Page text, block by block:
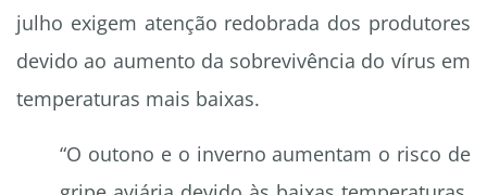
julho exigem atenção redobrada dos produtores
devido ao aumento da sobrevivência do vírus em
temperaturas mais baixas.
“O outono e o inverno aumentam o risco de